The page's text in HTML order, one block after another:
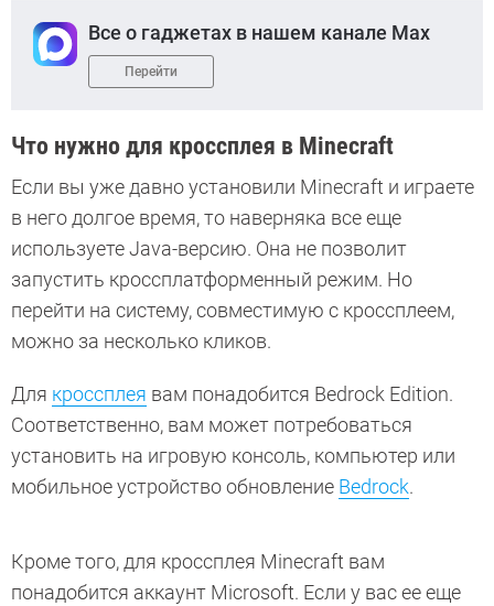
Все о гаджетах в нашем канале Max
Перейти
Что нужно для кроссплея в Minecraft
Если вы уже давно установили Minecraft и играете
в него долгое время, то наверняка все еще
используете Java-версию. Она не позволит
запустить кроссплатформенный режим. Но
перейти на систему, совместимую с кроссплеем,
можно за несколько кликов.
Для кроссплея вам понадобится Bedrock Edition.
Соответственно, вам может потребоваться
установить на игровую консоль, компьютер или
мобильное устройство обновление Bedrock.
Кроме того, для кроссплея Minecraft вам
понадобится аккаунт Microsoft. Если у вас ее еще